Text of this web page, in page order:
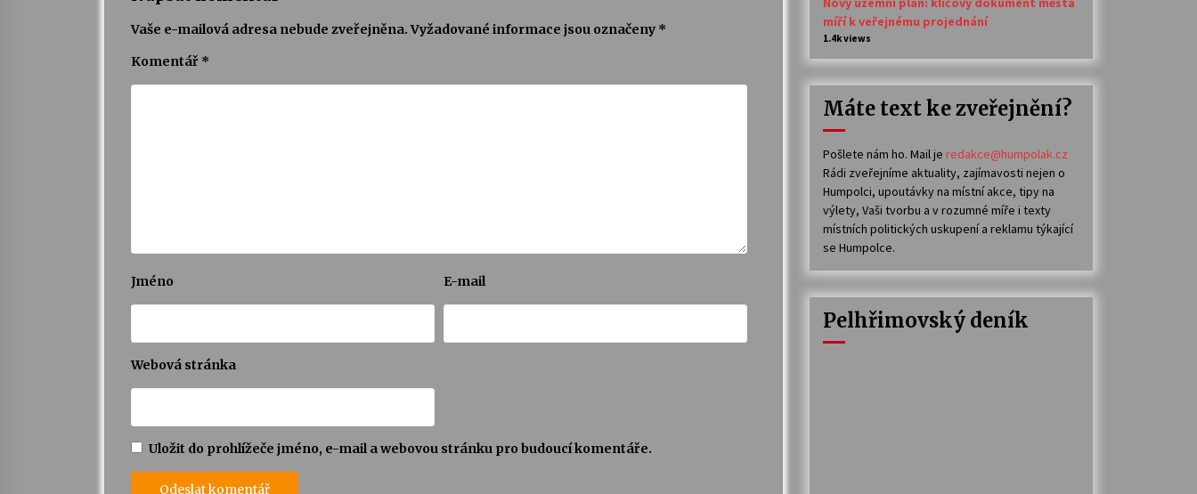
Vaše e-mailová adresa nebude zveřejněna. Vyžadované informace jsou označeny *
Komentář *
Jméno E-mail
Webová stránka
Uložit do prohlížeče jméno, e-mail a webovou stránku pro budoucí komentáře.
míří k veřejnému projednání
1.4k views
Máte text ke zveřejnění?
Pošlete nám ho. Mail je redakce@humpolak.cz
Rádi zveřejníme aktuality, zajímavosti nejen o
Humpolci, upoutávky na místní akce, tipy na
výlety, Vaši tvorbu a v rozumné míře i texty
místních politických uskupení a reklamu týkající
se Humpolce.
Pelhřimovský deník